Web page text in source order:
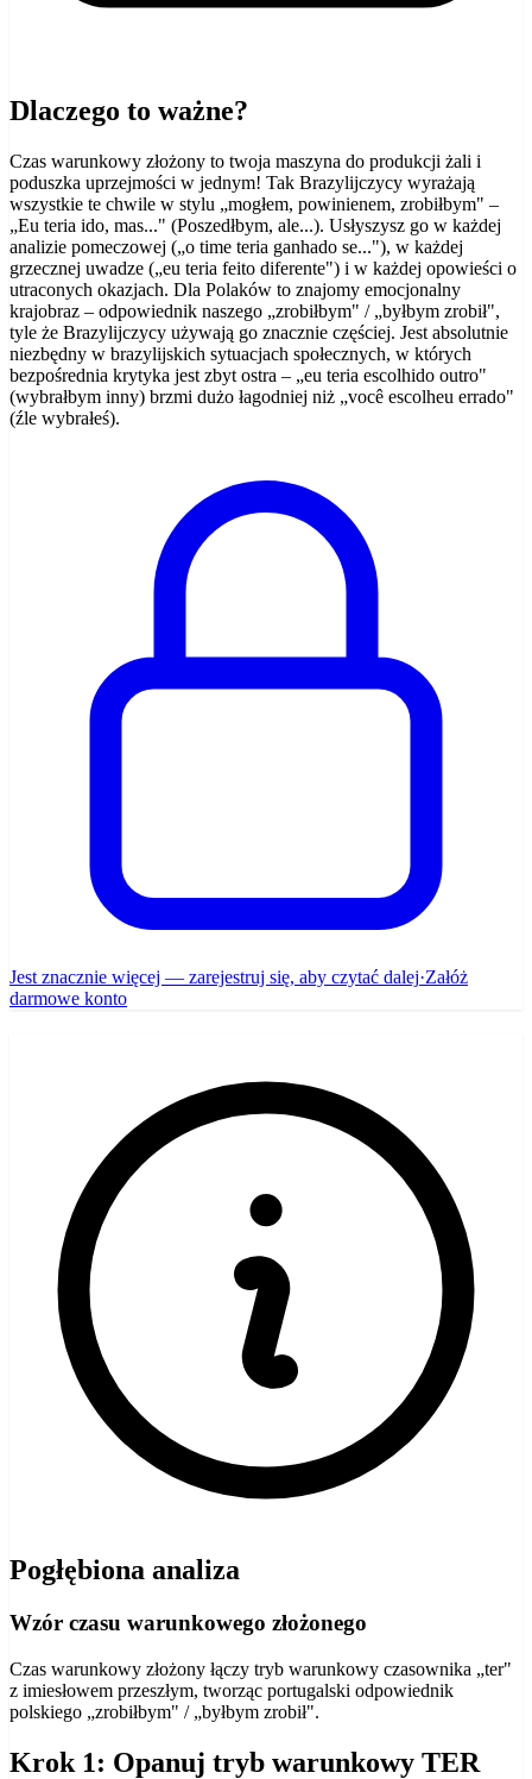
Dlaczego to ważne?
Czas warunkowy złożony to twoja maszyna do produkcji żali i
poduszka uprzejmości w jednym! Tak Brazylijczycy wyrażają
wszystkie te chwile w stylu „mogłem, powinienem, zrobiłbym" –
„Eu teria ido, mas..." (Poszedłbym, ale...). Usłyszysz go w każdej
analizie pomeczowej („o time teria ganhado se..."), w każdej
grzecznej uwadze („eu teria feito diferente") i w każdej opowieści o
utraconych okazjach. Dla Polaków to znajomy emocjonalny
krajobraz – odpowiednik naszego „zrobiłbym" / „byłbym zrobił",
tyle że Brazylijczycy używają go znacznie częściej. Jest absolutnie
niezbędny w brazylijskich sytuacjach społecznych, w których
bezpośrednia krytyka jest zbyt ostra – „eu teria escolhido outro"
(wybrałbym inny) brzmi dużo łagodniej niż „você escolheu errado"
(źle wybrałeś).
Jest znacznie więcej — zarejestruj się, aby czytać dalej·Załóż
darmowe konto
Pogłębiona analiza
Wzór czasu warunkowego złożonego
Czas warunkowy złożony łączy tryb warunkowy czasownika „ter"
z imiesłowem przeszłym, tworząc portugalski odpowiednik
polskiego „zrobiłbym" / „byłbym zrobił".
Krok 1: Opanuj tryb warunkowy TER